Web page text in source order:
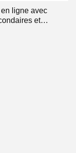
ligne avec
et